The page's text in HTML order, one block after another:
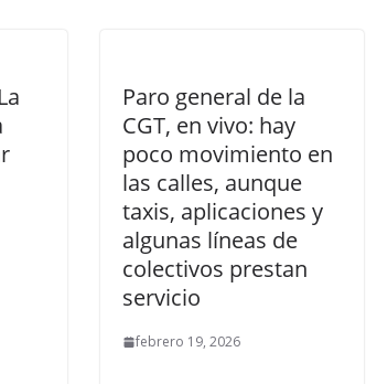
Paro general de la
CGT, en vivo: hay
poco movimiento en
las calles, aunque
taxis, aplicaciones y
algunas líneas de
colectivos prestan
servicio
febrero 19, 2026